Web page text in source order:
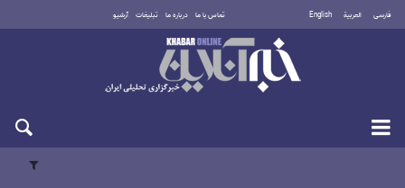
فارسی العربية English تماس با ما درباره ما تبلیغات آرشیو
یکشنبه ۱۸ مرداد ۱۴۰۵